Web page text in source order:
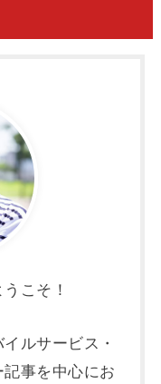
こそ！
ルサービス・
事を中心にお